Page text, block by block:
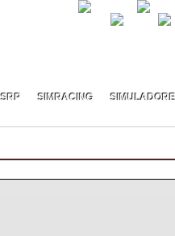
SRP SIMRACING